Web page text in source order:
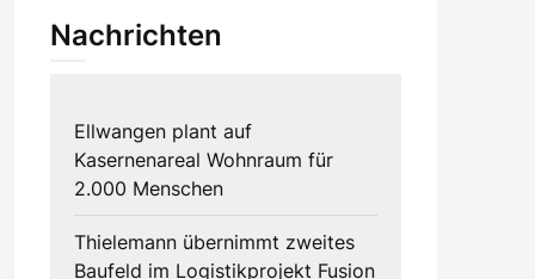
Nachrichten
Ellwangen plant auf
Kasernenareal Wohnraum für
2.000 Menschen
Thielemann übernimmt zweites
Baufeld im Logistikprojekt Fusion